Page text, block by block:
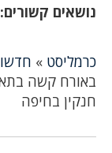
נושאים קשורים:
כרמליסט »
באורח קשה
חנקין בחיפה